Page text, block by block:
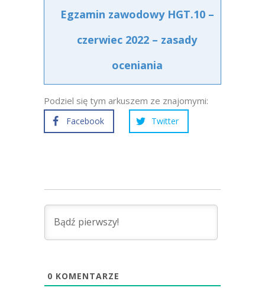
Egzamin zawodowy HGT.10 –
czerwiec 2022 – zasady
oceniania
Podziel się tym arkuszem ze znajomymi:
Facebook Twitter
0 KOMENTARZE